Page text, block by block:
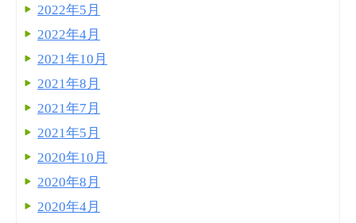
2022年5月
2022年4月
2021年10月
2021年8月
2021年7月
2021年5月
2020年10月
2020年8月
2020年4月